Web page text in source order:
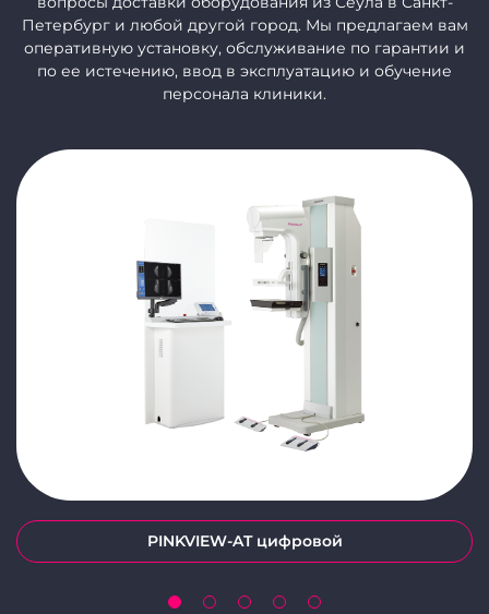
Петербург и любой другой город. Мы предлагаем вам
оперативную установку, обслуживание по гарантии и
по ее истечению, ввод в эксплуатацию и обучение
персонала клиники.
PINKVIEW-AT цифровой